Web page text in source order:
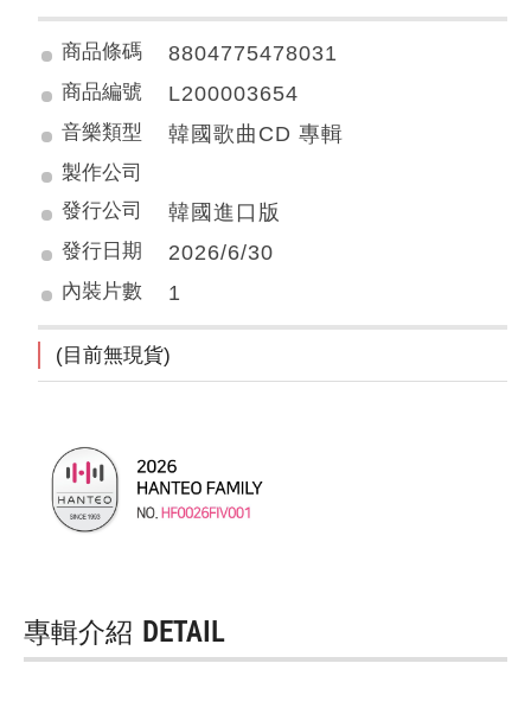
商品條碼 8804775478031
商品編號 L200003654
音樂類型 韓國歌曲CD 專輯
製作公司
發行公司
韓國進口版
發行日期 2026/6/30
內裝片數 1
(目前無現貨)
專輯介紹 DETAIL